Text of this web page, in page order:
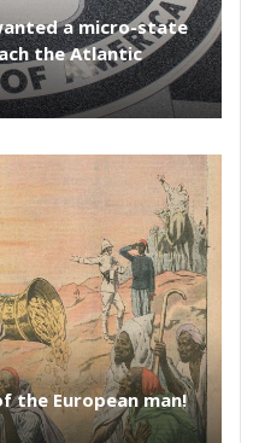
a micro-state
the Atlantic
the European man!